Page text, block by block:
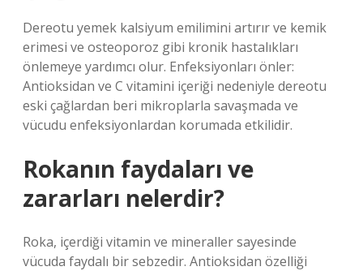
Dereotu yemek kalsiyum emilimini artırır ve kemik
erimesi ve osteoporoz gibi kronik hastalıkları
önlemeye yardımcı olur. Enfeksiyonları önler:
Antioksidan ve C vitamini içeriği nedeniyle dereotu
eski çağlardan beri mikroplarla savaşmada ve
vücudu enfeksiyonlardan korumada etkilidir.
Rokanın faydaları ve
zararları nelerdir?
Roka, içerdiği vitamin ve mineraller sayesinde
vücuda faydalı bir sebzedir. Antioksidan özelliği